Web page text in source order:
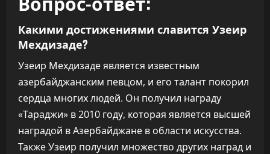
Какими достижениями славится Узеир
Мехдизаде?
Узеир Мехдизаде является известным
азербайджанским певцом, и его талант покорил
сердца многих людей. Он получил награду
«Тараджи» в 2010 году, которая является высшей
наградой в Азербайджане в области искусства.
Также Узеир получил множество других наград и